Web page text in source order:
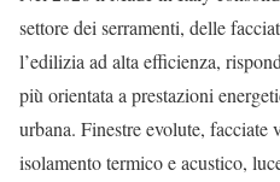
settore dei serramenti, delle
l’edilizia ad alta efficienza,
più orientata a prestazioni
urbana. Finestre evolute, facciate
isolamento termico e acustico,